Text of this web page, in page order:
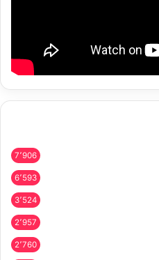
7٬906
6٬593
3٬524
2٬957
2٬760